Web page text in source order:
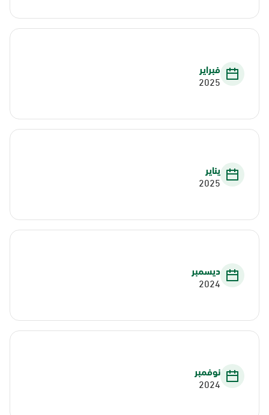
فبراير
2025
يناير
2025
ديسمبر
2024
نوفمبر
2024